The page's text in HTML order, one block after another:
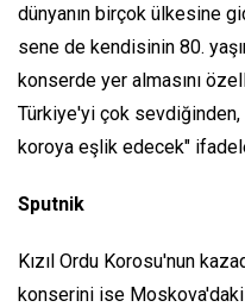
dünyanın birçok ülkesine
sene de kendisinin 80.
konserde yer almasını
Türkiye'yi çok
koroya eşlik edecek"
Sputnik
Kızıl Ordu Korosu'nun
konserini ise